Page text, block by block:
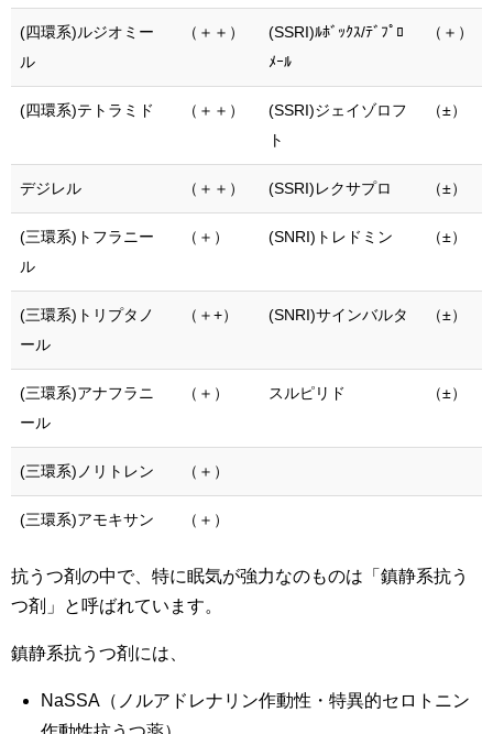
(四環系)ルジオミー
ル
（＋＋）
(SSRI)ﾙﾎﾞｯｸｽ/ﾃﾞﾌﾟﾛ
ﾒｰﾙ
（＋）
(四環系)テトラミド （＋＋）
(SSRI)ジェイゾロフ
ト
（±）
デジレル （＋＋） (SSRI)レクサプロ （±）
(三環系)トフラニー
ル
（＋） (SNRI)トレドミン （±）
(三環系)トリプタノ
ール
（＋+） (SNRI)サインバルタ （±）
(三環系)アナフラニ
ール
（＋） スルピリド （±）
(三環系)ノリトレン （＋）
(三環系)アモキサン （＋）
抗うつ剤の中で、特に眠気が強力なのものは「鎮静系抗う
つ剤」と呼ばれています。
鎮静系抗うつ剤には、
NaSSA（ノルアドレナリン作動性・特異的セロトニン